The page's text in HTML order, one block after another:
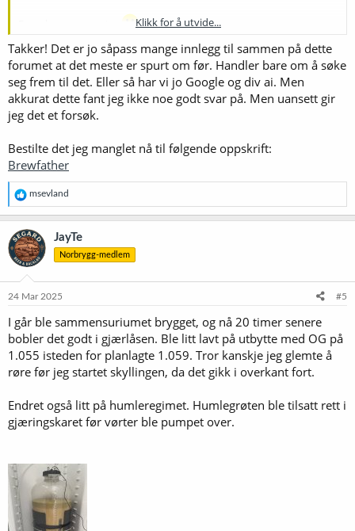
Klikk for å utvide...
Takker! Det er jo såpass mange innlegg til sammen på dette
forumet at det meste er spurt om før. Handler bare om å søke
seg frem til det. Eller så har vi jo Google og div ai. Men
akkurat dette fant jeg ikke noe godt svar på. Men uansett gir
jeg det et forsøk.
Bestilte det jeg manglet nå til følgende oppskrift:
Brewfather
R
e
a
k
s
j
o
e
:
msevland
JayTe
Norbrygg-medlem
24 Mar 2025 #5
I går ble sammensuriumet brygget, og nå 20 timer senere
bobler det godt i gjærlåsen. Ble litt lavt på utbytte med OG på
1.055 isteden for planlagte 1.059. Tror kanskje jeg glemte å
røre før jeg startet skyllingen, da det gikk i overkant fort.
Endret også litt på humleregimet. Humlegrøten ble tilsatt rett i
gjæringskaret før vørter ble pumpet over.